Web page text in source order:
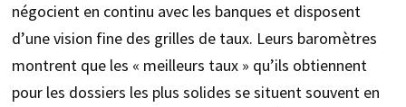
négocient en continu avec les banques et disposent
d’une vision fine des grilles de taux. Leurs baromètres
montrent que les « meilleurs taux » qu’ils obtiennent
pour les dossiers les plus solides se situent souvent en